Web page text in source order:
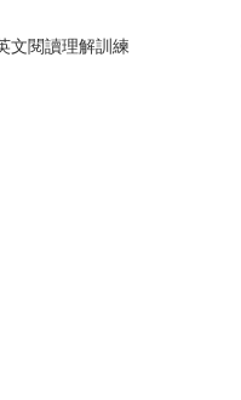
文閱讀理解訓練